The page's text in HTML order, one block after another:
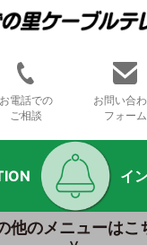
お電話での
ご相談
お問い合
フォーム
イ
他のメニューはこ